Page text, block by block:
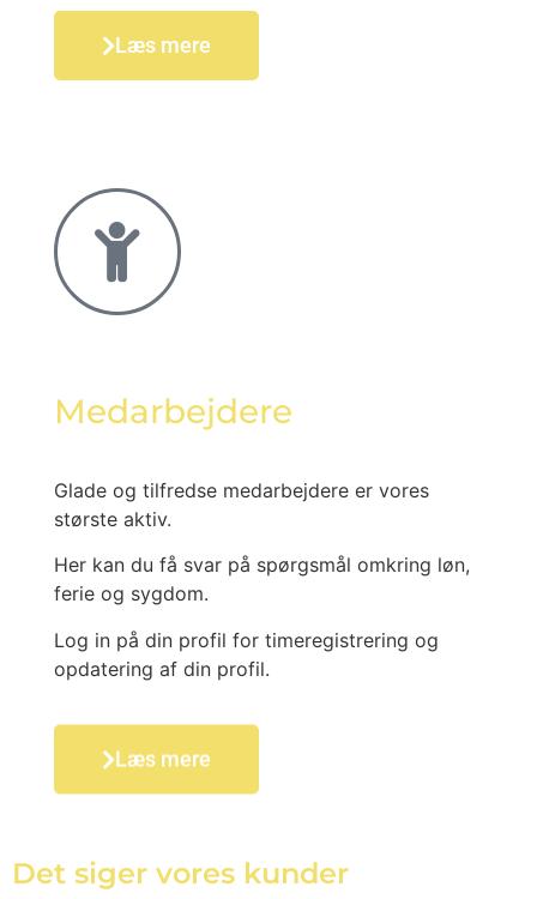
Læs mere
Medarbejdere
Glade og tilfredse medarbejdere er vores
største aktiv.
Her kan du få svar på spørgsmål omkring løn,
ferie og sygdom.
Log in på din profil for timeregistrering og
opdatering af din profil.
Læs mere
Det siger vores kunder